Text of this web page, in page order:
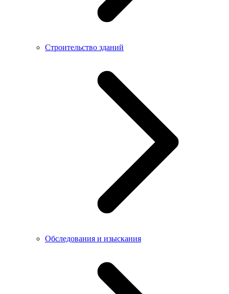
Строительство зданий
Обследования и изыскания